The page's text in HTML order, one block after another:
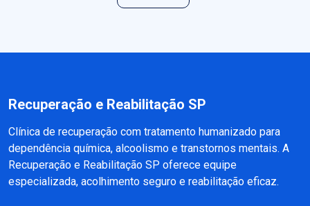
Recuperação e Reabilitação SP
Clínica de recuperação com tratamento humanizado para
dependência química, alcoolismo e transtornos mentais. A
Recuperação e Reabilitação SP oferece equipe
especializada, acolhimento seguro e reabilitação eficaz.